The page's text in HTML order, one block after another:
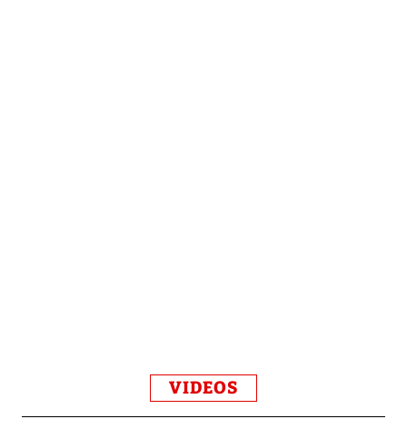
VIDEOS